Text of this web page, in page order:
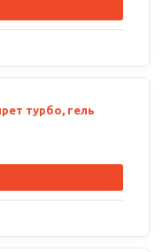
турбо, гель